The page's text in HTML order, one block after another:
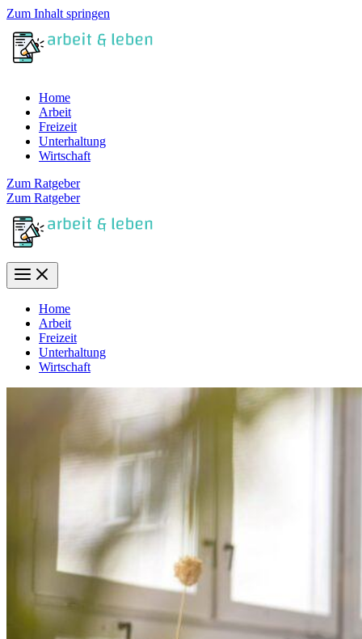
Zum Inhalt springen
Home
Arbeit
Freizeit
Unterhaltung
Wirtschaft
Zum Ratgeber
Zum Ratgeber
Home
Arbeit
Freizeit
Unterhaltung
Wirtschaft